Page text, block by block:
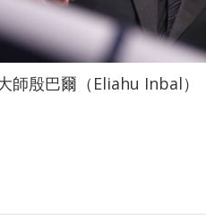
師殷巴爾（Eliahu Inbal）